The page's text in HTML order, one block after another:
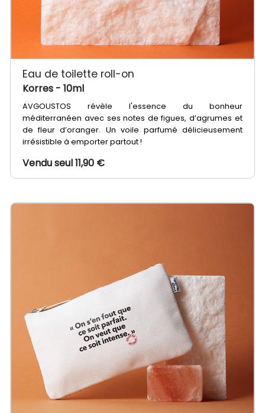
Eau de toilette roll-on
Korres - 10ml
AVGOUSTOS révèle l'essence du bonheur
méditerranéen avec ses notes de figues, d’agrumes et
de fleur d’oranger. Un voile parfumé délicieusement
irrésistible à emporter partout !
Vendu seul 11,90 €